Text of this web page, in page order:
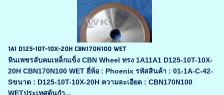
1A1 D125-10T-10X-20H CBN170N100 WET
หินเพชรลับคมเหล็กแข็ง CBN Wheel ทรง 1A11A1 D125-10T-10X-
20H CBN170N100 WET ยี่ห้อ : Phoenix รหัสสินค้า : 01-1A-C-42-
Sขนาด : D125-10T-10X-20H ความละเอียด : CBN170N100
WETประเทศต้นกำ...